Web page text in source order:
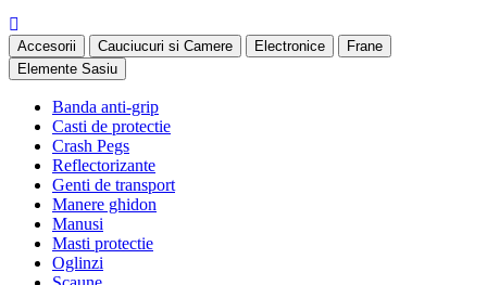
Accesorii Cauciucuri si Camere Electronice
Frane
Elemente Sasiu
Banda anti-grip
Casti de protectie
Crash Pegs
Reflectorizante
Genti de transport
Manere ghidon
Manusi
Masti protectie
Oglinzi